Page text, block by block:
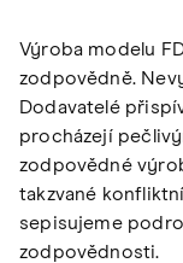
Výroba modelu
zodpovědně.
Dodavatelé
procházejí
zodpovědné
takzvané
sepisujeme
zodpovědnosti.